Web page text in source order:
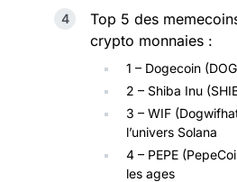
Top 5 des
crypto monnaies :
1 – Dogecoin
2 – Shiba Inu
3 – WIF
l’univers Solana
4 – PEPE
les ages